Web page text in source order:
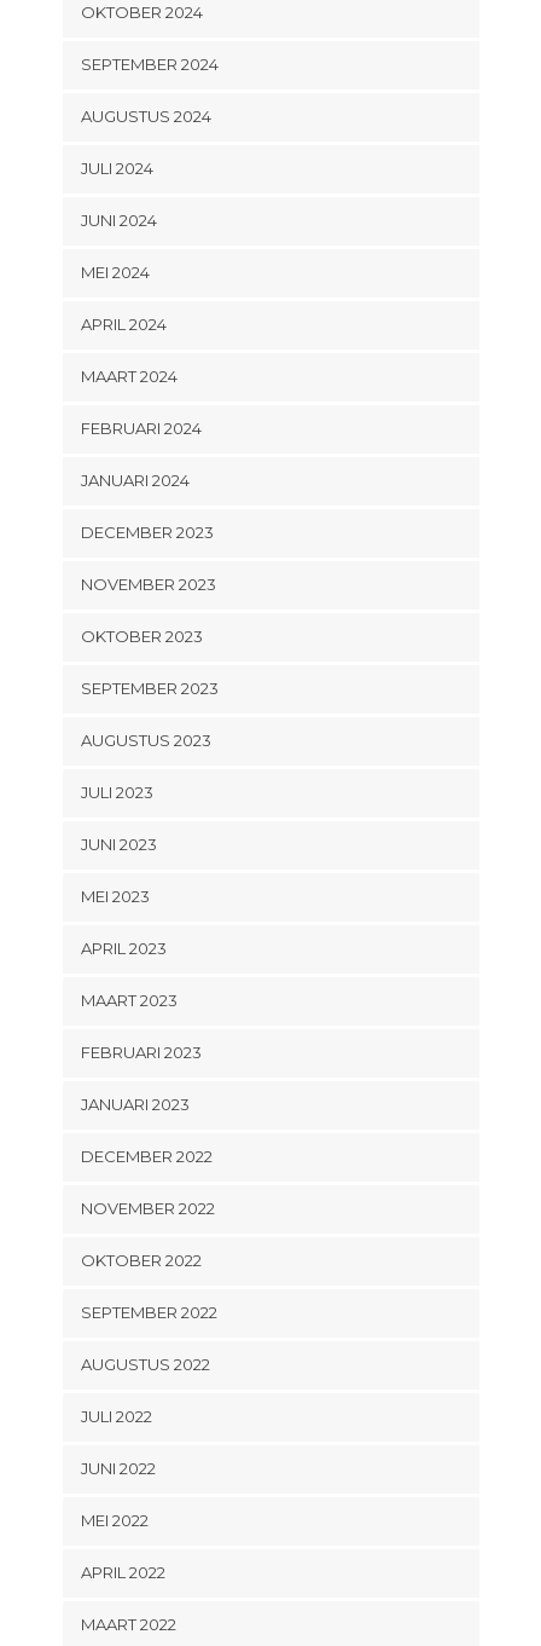
OKTOBER 2024
SEPTEMBER 2024
AUGUSTUS 2024
JULI 2024
JUNI 2024
MEI 2024
APRIL 2024
MAART 2024
FEBRUARI 2024
JANUARI 2024
DECEMBER 2023
NOVEMBER 2023
OKTOBER 2023
SEPTEMBER 2023
AUGUSTUS 2023
JULI 2023
JUNI 2023
MEI 2023
APRIL 2023
MAART 2023
FEBRUARI 2023
JANUARI 2023
DECEMBER 2022
NOVEMBER 2022
OKTOBER 2022
SEPTEMBER 2022
AUGUSTUS 2022
JULI 2022
JUNI 2022
MEI 2022
APRIL 2022
MAART 2022